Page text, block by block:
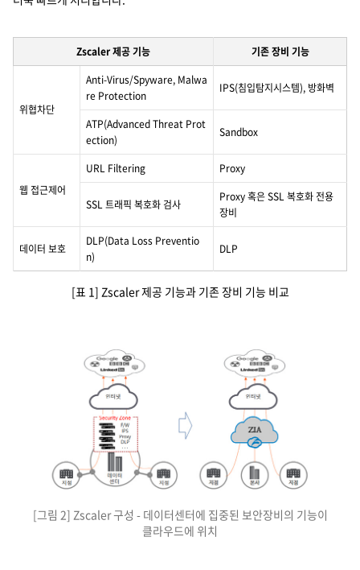
Zscaler 제공 기능 기존 장비 기능
위협차단
Anti-Virus/Spyware, Malwa
re Protection
IPS(침입탐지시스템), 방화벽
ATP(Advanced Threat Prot
ection)
Sandbox
웹 접근제어
URL Filtering Proxy
SSL 트래픽 복호화 검사
Proxy 혹은 SSL 복호화 전용
장비
데이터 보호
DLP(Data Loss Preventio
n)
DLP
[표 1] Zscaler 제공 기능과 기존 장비 기능 비교
[그림 2] Zscaler 구성 - 데이터센터에 집중된 보안장비의 기능이
클라우드에 위치